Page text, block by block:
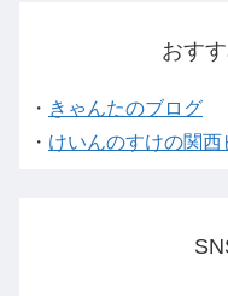
おす
・ きゃんたのブログ
・ けいんのすけの関